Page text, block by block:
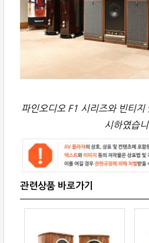
파인오디오 F1 시리즈와 빈티지
시하였습